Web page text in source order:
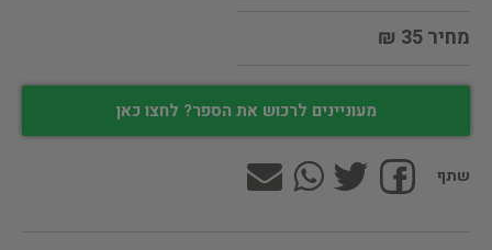
מחיר 35 ₪
מעוניינים לרכוש את הספר? לחצו כאן
שתף